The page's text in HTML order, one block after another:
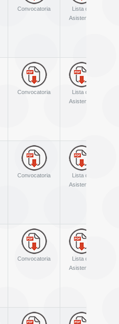
Convocatoria
Lista de
Asistencia
Convocatoria
Lista de
Asistencia
Convocatoria
Lista de
Asistencia
Convocatoria
Lista de
Asistencia